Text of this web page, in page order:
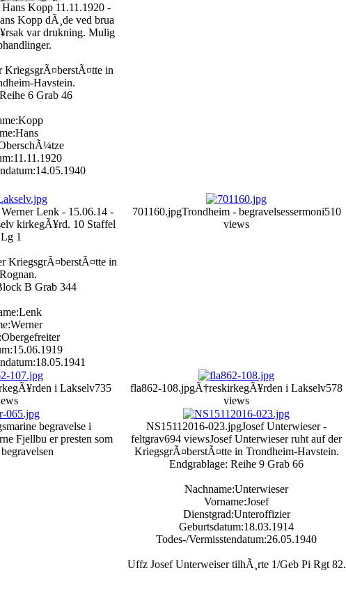
Kopp 11.11.1920 -
Kopp dÃ¸de ved brua
var drukning. Mulig
KriegsgrÃ¤berstÃ¤tte in
Havstein.
6 Grab 46
Lenk - 15.06.14 -
kirkegÃ¥rd. 10 Staffel
1
KriegsgrÃ¤berstÃ¤tte in
B Grab 344
701160.jpgTrondheim - begravelsessermoni510
views
i Lakselv735
fla862-108.jpgÃ†reskirkegÃ¥rden i Lakselv578
views
begravelse i
Fjellbu er presten som
NS15112016-023.jpgJosef Unterwieser -
feltgrav694 viewsJosef Unterwieser ruht auf der
KriegsgrÃ¤berstÃ¤tte in Trondheim-Havstein.
Endgrablage: Reihe 9 Grab 66
Nachname:Unterwieser
Vorname:Josef
Dienstgrad:Unteroffizier
Geburtsdatum:18.03.1914
Todes-/Vermisstendatum:26.05.1940
Uffz Josef Unterweiser tilhÃ¸rte 1/Geb Pi Rgt 82.